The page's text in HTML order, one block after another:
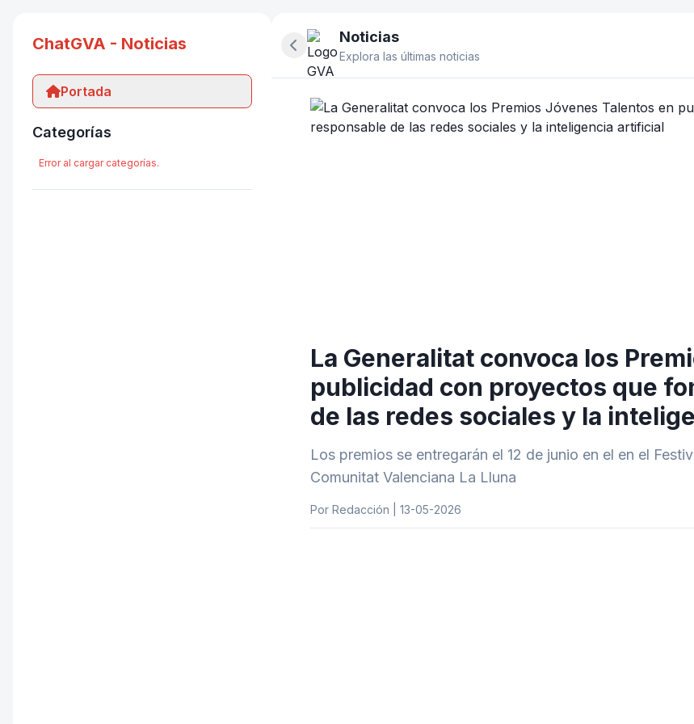
ChatGVA - Noticias
Portada
Categorías
Error al cargar categorías.
Ocultar panel lateral
Noticias
Explora las últimas noticias
La Generalitat convoca los
publicidad con proyectos que
de las redes sociales y la
Los premios se entregarán el 12 de junio en el en el
Comunitat Valenciana La Lluna
Por Redacción | 13-05-2026